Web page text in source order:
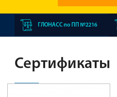
ГЛОНАСС по ПП №2216
Сертификаты